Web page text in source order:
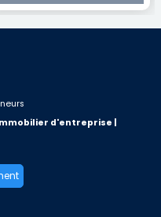
d'entreprise |